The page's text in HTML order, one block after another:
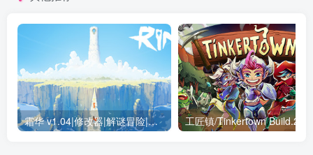
霜华 v1.04|修改器|解谜冒险|容量7.5GB|免安装绿色中文版